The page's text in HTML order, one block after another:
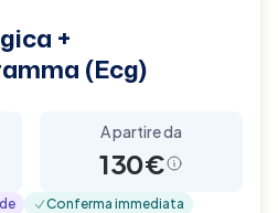
+
(Ecg)
A partire da
130€
Conferma immediata